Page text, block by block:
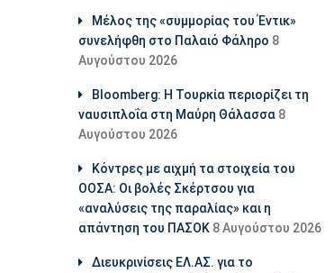
Μέλος της «συμμορίας του Έντικ»
συνελήφθη στο Παλαιό Φάληρο 8
Αυγούστου 2026
Bloomberg: Η Τουρκία περιορίζει τη
ναυσιπλοΐα στη Μαύρη Θάλασσα 8
Αυγούστου 2026
Κόντρες με αιχμή τα στοιχεία του
ΟΟΣΑ: Οι βολές Σκέρτσου για
«αναλύσεις της παραλίας» και η
απάντηση του ΠΑΣΟΚ 8 Αυγούστου 2026
Διευκρινίσεις ΕΛ.ΑΣ. για το